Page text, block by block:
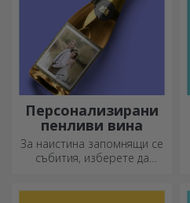
Персонализирани
пенливи вина
За наистина запомнящи се
събития, изберете да